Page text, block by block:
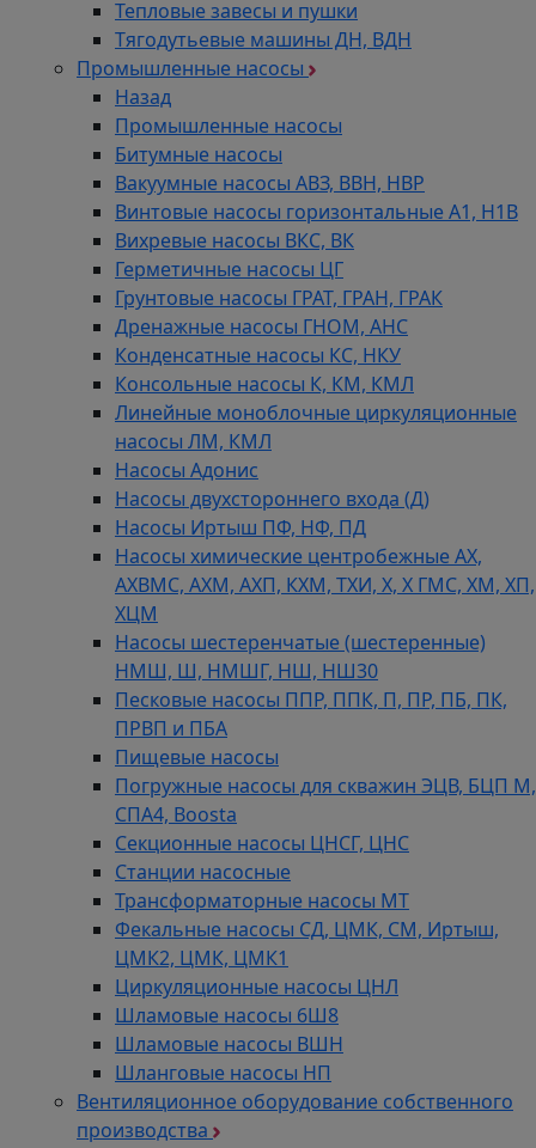
Тепловые завесы и пушки
Тягодутьевые машины ДН, ВДН
Промышленные насосы
Назад
Промышленные насосы
Битумные насосы
Вакуумные насосы АВЗ, ВВН, НВР
Винтовые насосы горизонтальные А1, Н1В
Вихревые насосы ВКС, ВК
Герметичные насосы ЦГ
Грунтовые насосы ГРАТ, ГРАН, ГРАК
Дренажные насосы ГНОМ, АНС
Конденсатные насосы КС, НКУ
Консольные насосы К, КМ, КМЛ
Линейные моноблочные циркуляционные
насосы ЛМ, КМЛ
Насосы Адонис
Насосы двухстороннего входа (Д)
Насосы Иртыш ПФ, НФ, ПД
Насосы химические центробежные АХ,
АХВМС, АХМ, АХП, КХМ, ТХИ, Х, Х ГМС, ХМ, ХП,
ХЦМ
Насосы шестеренчатые (шестеренные)
НМШ, Ш, НМШГ, НШ, НШ30
Песковые насосы ППР, ППК, П, ПР, ПБ, ПК,
ПРВП и ПБА
Пищевые насосы
Погружные насосы для скважин ЭЦВ, БЦП М,
СПА4, Boosta
Секционные насосы ЦНСГ, ЦНС
Станции насосные
Трансформаторные насосы МТ
Фекальные насосы СД, ЦМК, СМ, Иртыш,
ЦМК2, ЦМК, ЦМК1
Циркуляционные насосы ЦНЛ
Шламовые насосы 6Ш8
Шламовые насосы ВШН
Шланговые насосы НП
Вентиляционное оборудование собственного
производства